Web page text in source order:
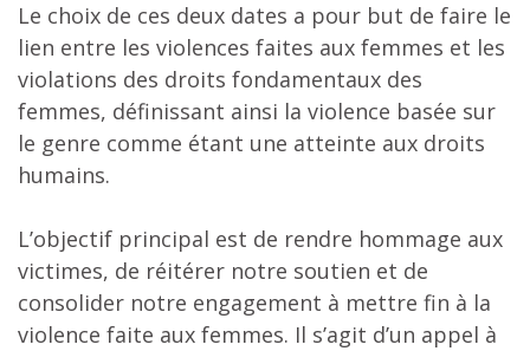
Le choix de ces deux dates a pour but de faire le
lien entre les violences faites aux femmes et les
violations des droits fondamentaux des
femmes, définissant ainsi la violence basée sur
le genre comme étant une atteinte aux droits
humains.
L’objectif principal est de rendre hommage aux
victimes, de réitérer notre soutien et de
consolider notre engagement à mettre fin à la
violence faite aux femmes. Il s’agit d’un appel à